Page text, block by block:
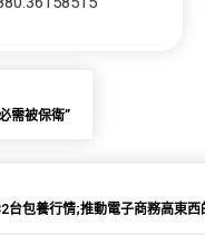
需被保衛”
包養行情;推動電子商務高東西